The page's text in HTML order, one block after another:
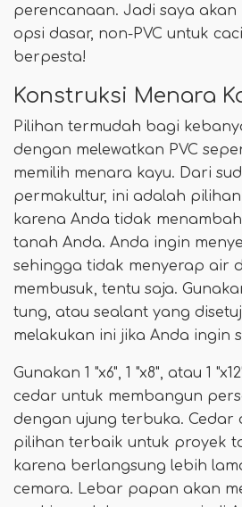
perencanaan. Jadi saya akan
opsi dasar, non-PVC untuk
berpesta!
Konstruksi Menara
Pilihan termudah bagi
dengan melewatkan PVC
memilih menara kayu. Dari
permakultur, ini adalah
karena Anda tidak
tanah Anda. Anda ingin
sehingga tidak menyerap air
membusuk, tentu saja.
tung, atau sealant yang
melakukan ini jika Anda ingin
Gunakan 1 "x6", 1 "x8", atau 1
cedar untuk membangun
dengan ujung terbuka. Cedar
pilihan terbaik untuk proyek
karena berlangsung lebih
cemara. Lebar papan akan